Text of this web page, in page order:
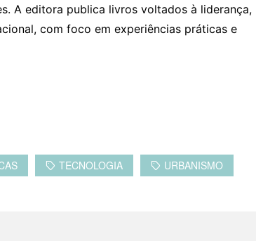
A editora publica livros voltados à liderança,
com foco em experiências práticas e
TECNOLOGIA URBANISMO